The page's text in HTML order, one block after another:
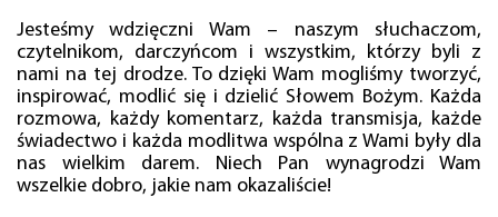
Jesteśmy wdzięczni Wam – naszym słuchaczom,
czytelnikom, darczyńcom i wszystkim, którzy byli z
nami na tej drodze. To dzięki Wam mogliśmy tworzyć,
inspirować, modlić się i dzielić Słowem Bożym. Każda
rozmowa, każdy komentarz, każda transmisja, każde
świadectwo i każda modlitwa wspólna z Wami były dla
nas wielkim darem. Niech Pan wynagrodzi Wam
wszelkie dobro, jakie nam okazaliście!